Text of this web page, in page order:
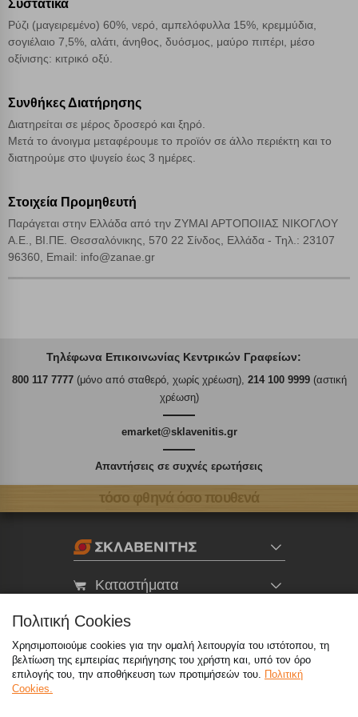
Συστατικά
Ρύζι (μαγειρεμένο) 60%, νερό, αμπελόφυλλα 15%, κρεμμύδια,
σογιέλαιο 7,5%, αλάτι, άνηθος, δυόσμος, μαύρο πιπέρι, μέσο
οξίνισης: κιτρικό οξύ.
Συνθήκες Διατήρησης
Διατηρείται σε μέρος δροσερό και ξηρό.
Μετά το άνοιγμα μεταφέρουμε το προϊόν σε άλλο περιέκτη και το
διατηρούμε στο ψυγείο έως 3 ημέρες.
Στοιχεία Προμηθευτή
Παράγεται στην Ελλάδα από την ΖΥΜΑΙ ΑΡΤΟΠΟΙΙΑΣ ΝΙΚΟΓΛΟΥ
Α.Ε., ΒΙ.ΠΕ. Θεσσαλόνικης, 570 22 Σίνδος, Ελλάδα - Τηλ.: 23107
96360, Email: info@zanae.gr
Τηλέφωνα Επικοινωνίας Κεντρικών Γραφείων:
800 117 7777(μόνο από σταθερό, χωρίς χρέωση), 214 100 9999(αστική
χρέωση)
emarket@sklavenitis.gr
Απαντήσεις σε συχνές ερωτήσεις
τόσο φθηνά όσο πουθενά
Καταστήματα
eMarket
800 117 7777 (μόνο από σταθερό, χωρίς χρέωση),
Πολιτική Cookies
Χρησιμοποιούμε cookies για την ομαλή λειτουργία του ιστότοπου, τη
βελτίωση της εμπειρίας περιήγησης του χρήστη και, υπό τον όρο
επιλογής του, την αποθήκευση των προτιμήσεών του. Πολιτική
Cookies.
Αποδοχή όλων